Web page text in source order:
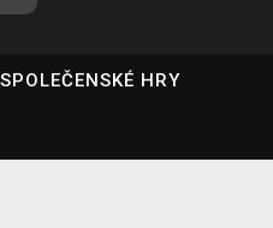
SPOLEČENSKÉ HRY